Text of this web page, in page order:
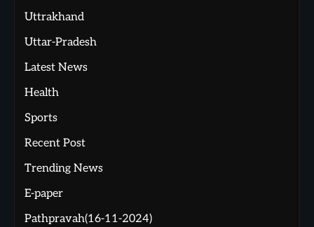
Uttrakhand
Uttar-Pradesh
Latest News
Health
Sports
Recent Post
Trending News
E-paper
Pathpravah(16-11-2024)